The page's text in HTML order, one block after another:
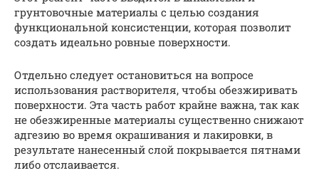
грунтовочные материалы с целью создания
функциональной консистенции, которая позволит
создать идеально ровные поверхности.
Отдельно следует остановиться на вопросе
использования растворителя, чтобы обезжиривать
поверхности. Эта часть работ крайне важна, так как
не обезжиренные материалы существенно снижают
адгезию во время окрашивания и лакировки, в
результате нанесенный слой покрывается пятнами
либо отслаивается.